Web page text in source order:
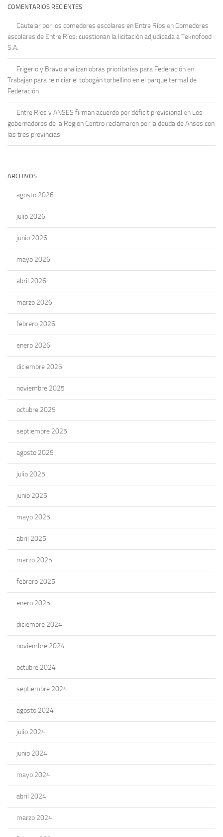
COMENTARIOS RECIENTES
Cautelar por los comedores escolares en Entre Ríos en Comedores
escolares de Entre Ríos: cuestionan la licitación adjudicada a Teknofood
S.A.
Frigerio y Bravo analizan obras prioritarias para Federación en
Trabajan para reiniciar el tobogán torbellino en el parque termal de
Federación
Entre Ríos y ANSES firman acuerdo por déficit previsional en Los
gobernadores de la Región Centro reclamaron por la deuda de Anses con
las tres provincias
ARCHIVOS
agosto 2026
julio 2026
junio 2026
mayo 2026
abril 2026
marzo 2026
febrero 2026
enero 2026
diciembre 2025
noviembre 2025
octubre 2025
septiembre 2025
agosto 2025
julio 2025
junio 2025
mayo 2025
abril 2025
marzo 2025
febrero 2025
enero 2025
diciembre 2024
noviembre 2024
octubre 2024
septiembre 2024
agosto 2024
julio 2024
junio 2024
mayo 2024
abril 2024
marzo 2024